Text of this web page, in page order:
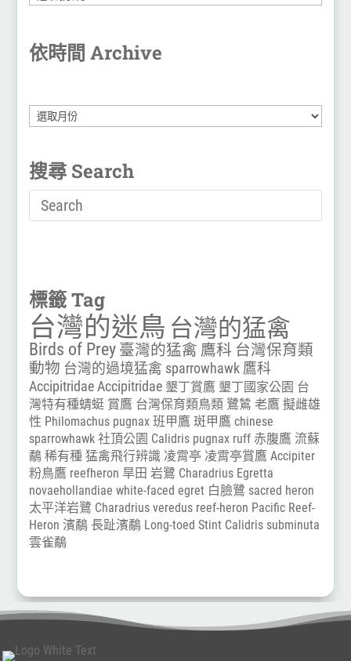
依時間 Archive
彙
整
搜尋 Search
標籤 Tag
台灣的迷鳥 台灣的猛禽
Birds of Prey 臺灣的猛禽 鷹科 台灣保育類
動物 台灣的過境猛禽 sparrowhawk 鷹科
Accipitridae Accipitridae 墾丁賞鷹 墾丁國家公園 台
灣特有種蜻蜓 賞鷹 台灣保育類鳥類 鷺鷥 老鷹 擬雌雄
性 Philomachus pugnax 班甲鷹 斑甲鷹 chinese
sparrowhawk 社頂公園 Calidris pugnax ruff 赤腹鷹 流蘇
鷸 稀有種 猛禽飛行辨識 凌霄亭 凌霄亭賞鷹 Accipiter
粉鳥鷹 reefheron 旱田 岩鷺 Charadrius Egretta
novaehollandiae white-faced egret 白臉鷺 sacred heron
太平洋岩鷺 Charadrius veredus reef-heron Pacific Reef-
Heron 濱鷸 長趾濱鷸 Long-toed Stint Calidris subminuta
雲雀鷸